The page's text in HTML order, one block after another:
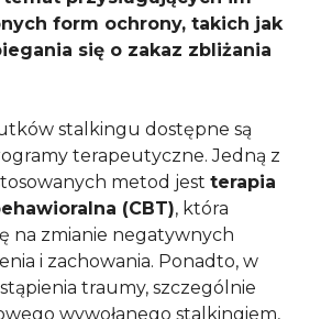
form ochrony, takich jak
się o zakaz zbliżania
stalkingu dostępne są
terapeutyczne. Jedną z
metod jest terapia
(CBT), która
na zmianie negatywnych
i zachowania. Ponadto, w
traumy, szczególnie
wywołanego stalkingiem,